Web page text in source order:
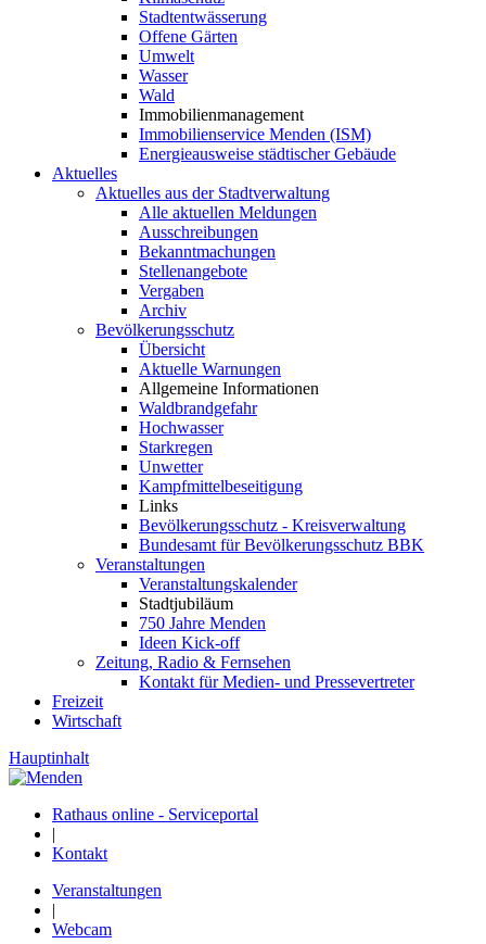
Stadtentwässerung
Offene Gärten
Umwelt
Wasser
Wald
Immobilienmanagement
Immobilienservice Menden (ISM)
Energieausweise städtischer Gebäude
Aktuelles
Aktuelles aus der Stadtverwaltung
Alle aktuellen Meldungen
Ausschreibungen
Bekanntmachungen
Stellenangebote
Vergaben
Archiv
Bevölkerungsschutz
Übersicht
Aktuelle Warnungen
Allgemeine Informationen
Waldbrandgefahr
Hochwasser
Starkregen
Unwetter
Kampfmittelbeseitigung
Links
Bevölkerungsschutz - Kreisverwaltung
Bundesamt für Bevölkerungsschutz BBK
Veranstaltungen
Veranstaltungskalender
Stadtjubiläum
750 Jahre Menden
Ideen Kick-off
Zeitung, Radio & Fernsehen
Kontakt für Medien- und Pressevertreter
Freizeit
Wirtschaft
Hauptinhalt
Rathaus online - Serviceportal
|
Kontakt
Veranstaltungen
|
Webcam